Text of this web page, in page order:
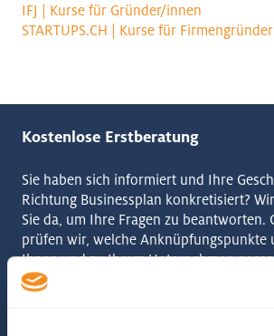
⁣IFJ | Kurse für Gründer/innen
STARTUPS.CH | Kurse für
Kostenlose Erstberatung
Sie haben sich informiert und Ihre
Richtung Businessplan konkretisiert?
Sie da, um Ihre Fragen zu beantworten.
prüfen wir, welche Anknüpfungspunkte
Ihnen und zu Ihrem Unternehmen
Sie kennenzulernen.